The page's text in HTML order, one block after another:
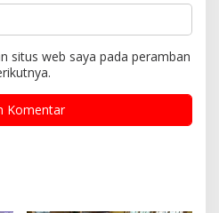
situs web saya pada peramban